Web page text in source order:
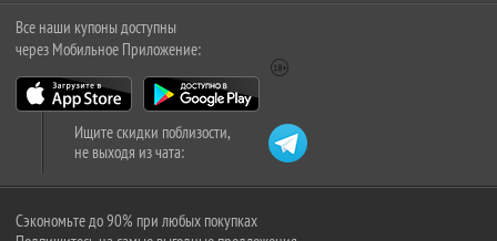
Все наши купоны доступны
через Мобильное Приложение:
Ищите скидки поблизости,
не выходя из чата:
Сэкономьте до 90% при любых покупках